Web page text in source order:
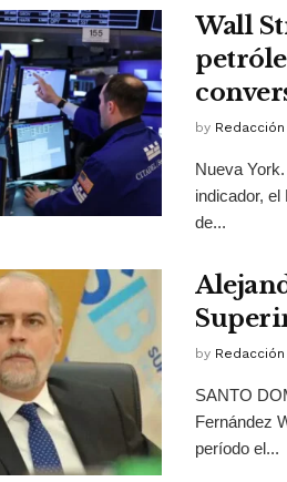
Wall
by Redacción
Nueva
indicador,
de...
by Redacción
SANTO
Fernández
período el...